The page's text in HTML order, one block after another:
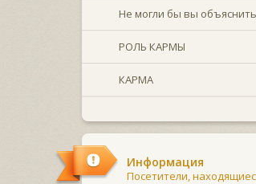
Не могли бы вы
РОЛЬ КАРМЫ
КАРМА
Информация
Посетители,